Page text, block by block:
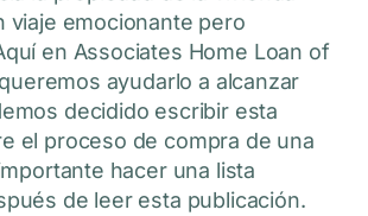
viaje emocionante pero
en Associates Home Loan of
ayudarlo a alcanzar
decidido escribir esta
el proceso de compra de una
hacer una lista
de leer esta publicación.